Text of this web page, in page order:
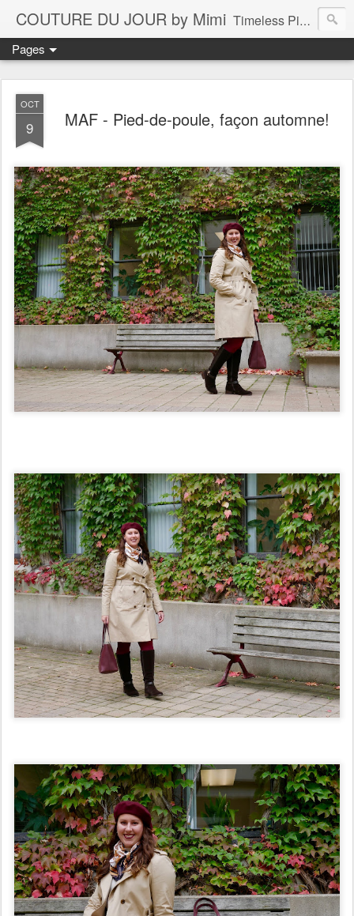
COUTURE DU JOUR by Mimi Timeless Pieces - A Reflection of Lasting Fashion
Pages
OCT
9 MAF - Pied-de-poule, façon automne!